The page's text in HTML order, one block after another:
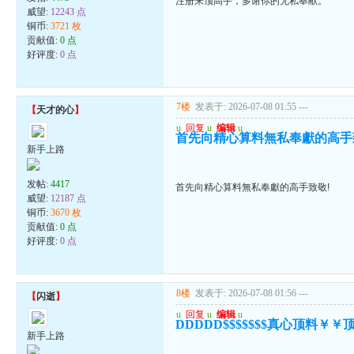
威望: 12243 点
铜币:3721 枚
贡献值:0 点
好评度:0 点
【天才的心】
新手上路
发帖:4417
威望: 12187 点
铜币:3670 枚
贡献值:0 点
好评度:0 点
7楼 发表于: 2026-07-08 01:55 ---
u 回复 u 编辑 u
首先向精心算料無私奉獻的高
首先向精心算料無私奉獻的高手致敬!
【闪逝】
新手上路
8楼 发表于: 2026-07-08 01:56 ---
u 回复 u 编辑 u
DDDDD$$$$$$$真心顶料￥￥